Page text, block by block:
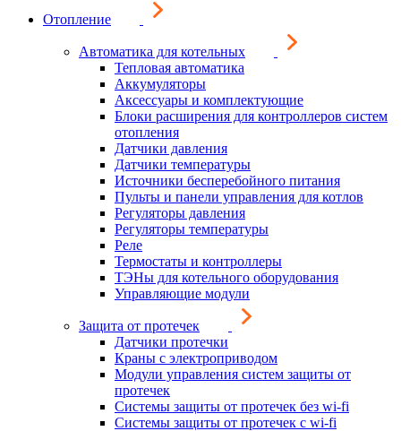
Отопление
Автоматика для котельных
Тепловая автоматика
Аккумуляторы
Аксессуары и комплектующие
Блоки расширения для контроллеров систем
отопления
Датчики давления
Датчики температуры
Источники бесперебойного питания
Пульты и панели управления для котлов
Регуляторы давления
Регуляторы температуры
Реле
Термостаты и контроллеры
ТЭНы для котельного оборудования
Управляющие модули
Защита от протечек
Датчики протечки
Краны с электроприводом
Модули управления систем защиты от
протечек
Системы защиты от протечек без wi-fi
Системы защиты от протечек с wi-fi